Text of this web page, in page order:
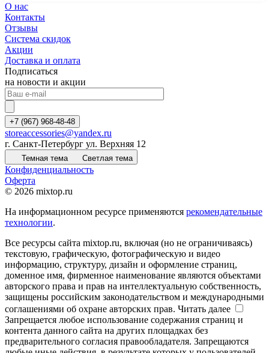
О нас
Контакты
Отзывы
Система скидок
Акции
Доставка и оплата
Подписаться
на новости и акции
+7 (967) 968-48-48
storeaccessories@yandex.ru
г. Санкт-Петербург ул. Верхняя 12
Темная тема Светлая тема
Конфиденциальность
Оферта
© 2026 mixtop.ru
На информационном ресурсе применяются рекомендательные
технологии.
Все ресурсы сайта mixtop.ru, включая (но не ограничиваясь)
текстовую, графическую, фотографическую и видео
информацию, структуру, дизайн и оформление страниц,
доменное имя, фирменное наименование являются объектами
авторского права и прав на интеллектуальную собственность,
защищены российским законодательством и международными
соглашениями об охране авторских прав. Читать далее
Запрещается любое использование содержания страниц и
контента данного сайта на других площадках без
предварительного согласия правообладателя. Запрещаются